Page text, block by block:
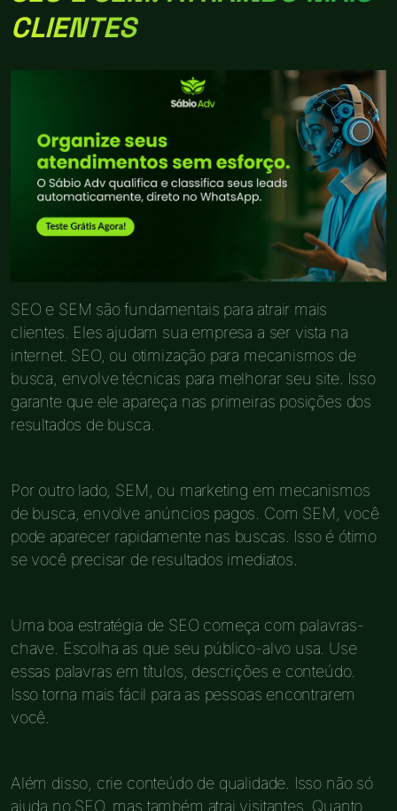
CLIENTES
SEO e SEM são fundamentais para atrair mais
clientes. Eles ajudam sua empresa a ser vista na
internet. SEO, ou otimização para mecanismos de
busca, envolve técnicas para melhorar seu site. Isso
garante que ele apareça nas primeiras posições dos
resultados de busca.
Por outro lado, SEM, ou marketing em mecanismos
de busca, envolve anúncios pagos. Com SEM, você
pode aparecer rapidamente nas buscas. Isso é ótimo
se você precisar de resultados imediatos.
Uma boa estratégia de SEO começa com palavras-
chave. Escolha as que seu público-alvo usa. Use
essas palavras em títulos, descrições e conteúdo.
Isso torna mais fácil para as pessoas encontrarem
você.
Além disso, crie conteúdo de qualidade. Isso não só
ajuda no SEO, mas também atrai visitantes. Quanto